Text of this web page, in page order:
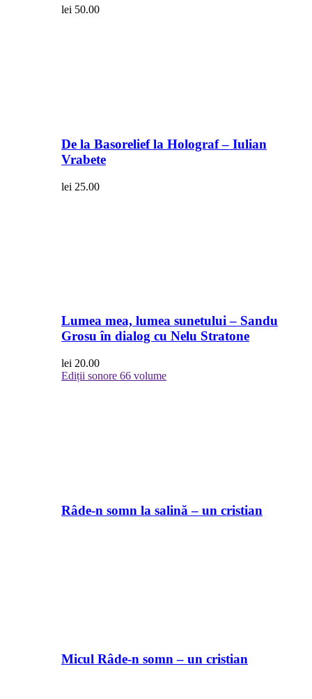
lei 50.00
De la Basorelief la Holograf – Iulian
Vrabete
lei 25.00
Lumea mea, lumea sunetului – Sandu
Grosu în dialog cu Nelu Stratone
lei 20.00
Ediții sonore 66 volume
Râde-n somn la salină – un cristian
Micul Râde-n somn – un cristian